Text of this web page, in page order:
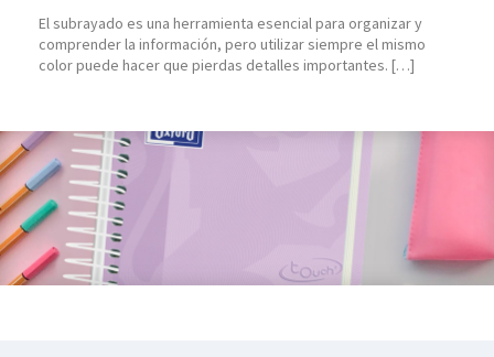
El subrayado es una herramienta esencial para organizar y
comprender la información, pero utilizar siempre el mismo
color puede hacer que pierdas detalles importantes. […]